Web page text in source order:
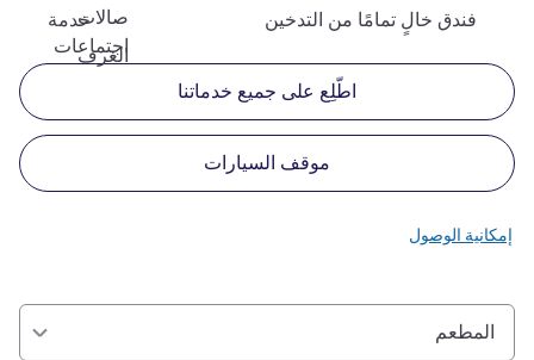
صالات
اجتماعات
فندق خالٍ تمامًا من التدخين
خدمة
الغرف
اطّلِع على جميع خدماتنا
موقف السيارات
إمكانية الوصول
المطعم